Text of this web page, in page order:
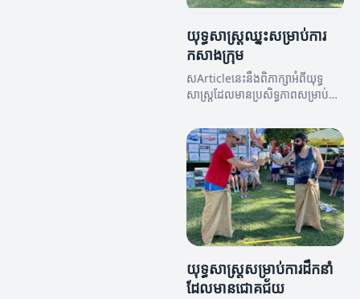
យុទ្ធសាស្រ្តឈ្នះសម្រាប់ការ
កសាងក្រុម
សArticleនេះនឹងពិភាក្សាអំពីយុទ្ធ
សាស្រ្តដែលមានប្រសិទ្ធភាពសម្រាប់ការ
យុទ្ធសាស្រ្តសម្រាប់ការដឹកនាំ
ដែលមានជោគជ័យ